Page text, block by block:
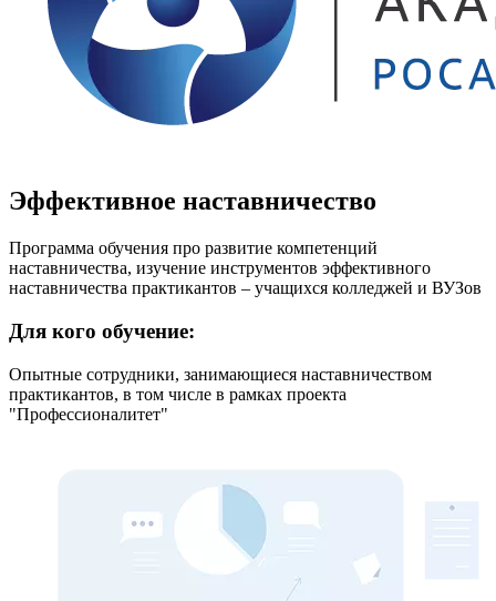
Эффективное наставничество
Программа обучения про развитие компетенций
наставничества, изучение инструментов эффективного
наставничества практикантов – учащихся колледжей и ВУЗов
Для кого обучение:
Опытные сотрудники, занимающиеся наставничеством
практикантов, в том числе в рамках проекта
"Профессионалитет"